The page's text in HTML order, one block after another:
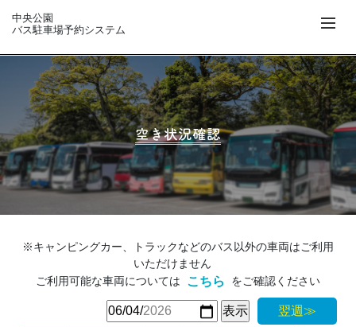
中央公園
バス駐車場予約システム
空き状況確認
※キャンピングカー、トラックなどのバス以外の車両はご利用
いただけません
ご利用可能な車両については
こちら をご確認ください
翌週≫